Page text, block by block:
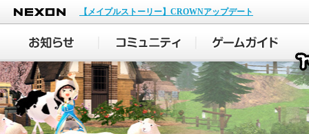
NEXON
【メイプルストーリー】CROWNアップデート